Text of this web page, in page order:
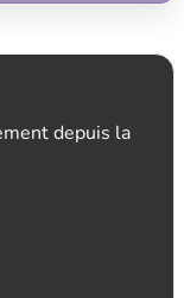
depuis la